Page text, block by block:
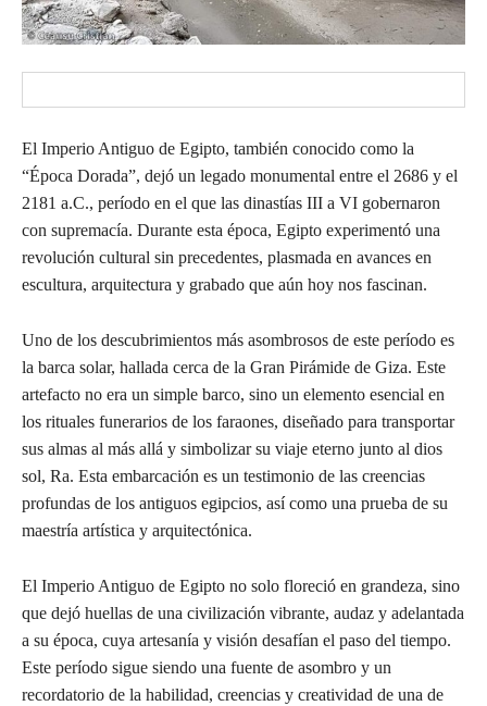
El Imperio Antiguo de Egipto, también conocido como la
“Época Dorada”, dejó un legado monumental entre el 2686 y el
2181 a.C., período en el que las dinastías III a VI gobernaron
con supremacía. Durante esta época, Egipto experimentó una
revolución cultural sin precedentes, plasmada en avances en
escultura, arquitectura y grabado que aún hoy nos fascinan.
Uno de los descubrimientos más asombrosos de este período es
la barca solar, hallada cerca de la Gran Pirámide de Giza. Este
artefacto no era un simple barco, sino un elemento esencial en
los rituales funerarios de los faraones, diseñado para transportar
sus almas al más allá y simbolizar su viaje eterno junto al dios
sol, Ra. Esta embarcación es un testimonio de las creencias
profundas de los antiguos egipcios, así como una prueba de su
maestría artística y arquitectónica.
El Imperio Antiguo de Egipto no solo floreció en grandeza, sino
que dejó huellas de una civilización vibrante, audaz y adelantada
a su época, cuya artesanía y visión desafían el paso del tiempo.
Este período sigue siendo una fuente de asombro y un
recordatorio de la habilidad, creencias y creatividad de una de